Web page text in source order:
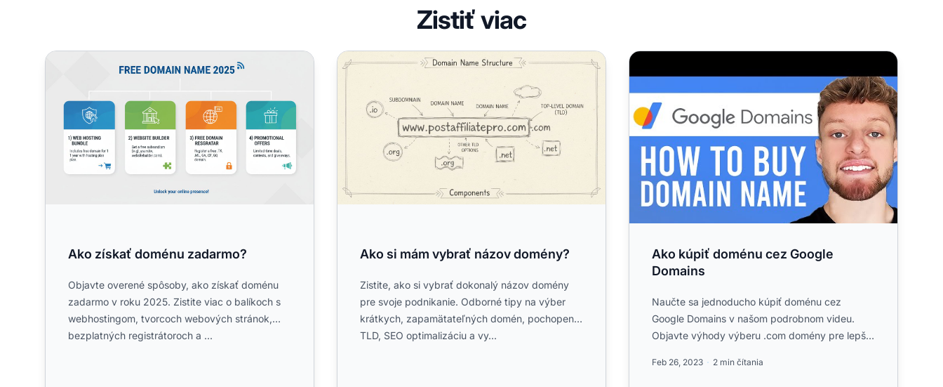
Zistiť viac
Ako získať doménu zadarmo?
Ako získať doménu zadarmo?
Objavte overené spôsoby, ako získať doménu
zadarmo v roku 2025. Zistite viac o balíkoch s
webhostingom, tvorcoch webových stránok,
bezplatných registrátoroch a ...
Ako si mám vybrať názov domény?
Ako si mám vybrať názov domény?
Zistite, ako si vybrať dokonalý názov domény
pre svoje podnikanie. Odborné tipy na výber
krátkych, zapamätateľných domén, pochopenie
TLD, SEO optimalizáciu a vy...
Ako kúpiť doménu cez Google Domains
Ako kúpiť doménu cez Google
Domains
Naučte sa jednoducho kúpiť doménu cez
Google Domains v našom podrobnom videu.
Objavte výhody výberu .com domény pre lepšie
Feb 26, 2023 2 min čítania